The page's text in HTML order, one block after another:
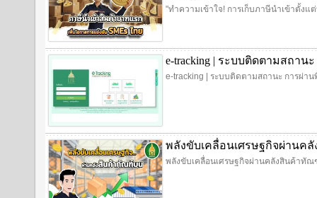
"ทำความเข้าใจ! การเก็บภาษีนำเข้าตั้งแ
e-tracking | ระบบติดตามสถา
e-tracking | ระบบติดตามสถานะ การผ่าน
พลังขับเคลื่อนเศรษฐกิจผ่าน
พลังขับเคลื่อนเศรษฐกิจผ่านคลังสินค้าทั